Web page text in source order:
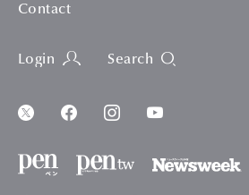
Contact
Login Search